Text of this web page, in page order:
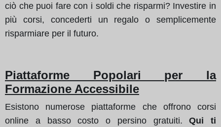
ciò che puoi fare con i soldi che risparmi? Investire in
più corsi, concederti un regalo o semplicemente
risparmiare per il futuro.
Piattaforme Popolari per la
Formazione Accessibile
Esistono numerose piattaforme che offrono corsi
online a basso costo o persino gratuiti.Qui ti